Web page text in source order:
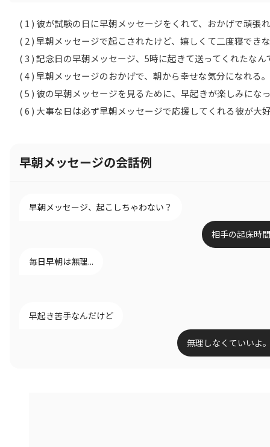
( 1 ) 彼が試験の日に早朝メッセージをくれて、おかげで頑張れ
( 2 ) 早朝メッセージで起こされたけど、嬉しくて二度寝できな
( 3 ) 記念日の早朝メッセージ、5時に起きて送ってくれたなん
( 4 ) 早朝メッセージのおかげで、朝から幸せな気分になれる。
( 5 ) 彼の早朝メッセージを見るために、早起きが楽しみになっ
( 6 ) 大事な日は必ず早朝メッセージで応援してくれる彼が大好
早朝メッセージの会話例
早朝メッセージ、起こしちゃわない？
相手の起床時
毎日早朝は無理...
早起き苦手なんだけど
無理しなくていいよ